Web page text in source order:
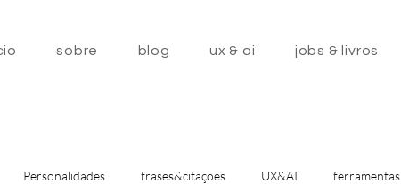
sobre blog ux & ai jobs & livros
Personalidades frases&citações UX&AI ferramentas